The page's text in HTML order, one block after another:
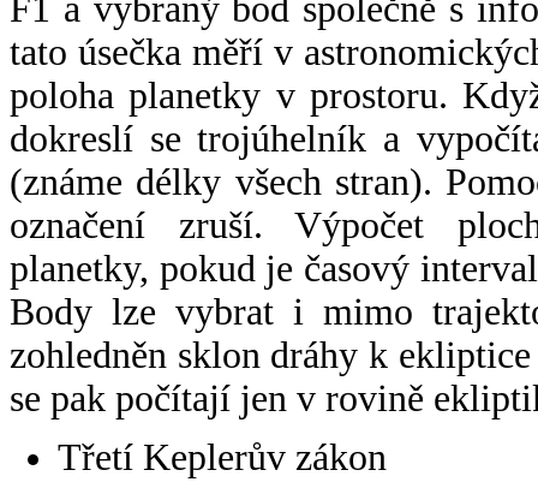
F1 a vybraný bod společně s
tato úsečka měří v
poloha planetky v prostoru.
dokreslí se trojúhelník a
(známe délky všech stran).
označení zruší. Výpočet
planetky, pokud je časový
Body lze vybrat i mimo
zohledněn sklon dráhy k
se pak počítají jen v rovině
Třetí Keplerův zákon